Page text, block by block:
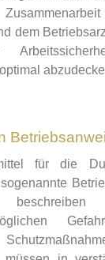
dem
für die
beschreiben